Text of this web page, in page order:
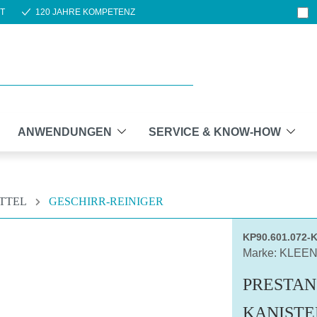
120 JAHRE KOMPETENZ
ANWENDUNGEN SERVICE & KNOW-HOW
GESCHIRR-REINIGER
KP90.601.072-
Marke: